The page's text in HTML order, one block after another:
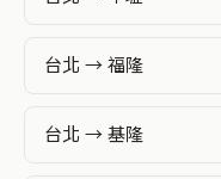
台北 → 福隆
台北 → 基隆